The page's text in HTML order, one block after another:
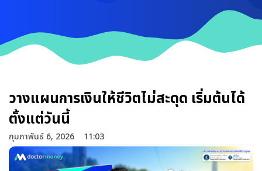
วางแผนการเงินให้ชีวิตไม่สะดุด เริ่มต้นได้
ตั้งแต่วันนี้
กุมภาพันธ์ 6, 2026 11:03